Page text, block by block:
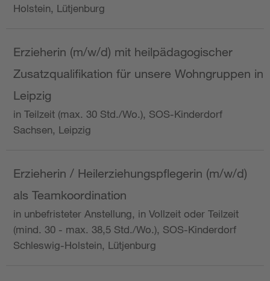
Holstein, Lütjenburg
Erzieherin (m/w/d) mit heilpädagogischer
Zusatzqualifikation für unsere Wohngruppen in
Leipzig
in Teilzeit (max. 30 Std./Wo.), SOS-Kinderdorf
Sachsen, Leipzig
Erzieherin / Heilerziehungspflegerin (m/w/d)
als Teamkoordination
in unbefristeter Anstellung, in Vollzeit oder Teilzeit
(mind. 30 - max. 38,5 Std./Wo.), SOS-Kinderdorf
Schleswig-Holstein, Lütjenburg